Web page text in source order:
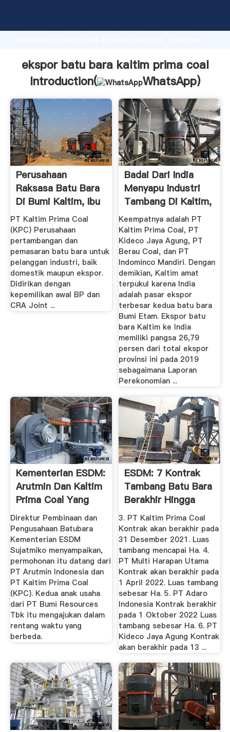
Grasping strong production capability, advanced
the value and bring values to all of customers.
ekspor batu bara kaltim prima coal
Introduction(
WhatsApp)
Perusahaan
Raksasa Batu Bara
Di Bumi Kaltim, Ibu
Kota Baru
PT Kaltim Prima Coal
(KPC) Perusahaan
pertambangan dan
pemasaran batu bara untuk
pelanggan industri, baik
domestik maupun ekspor.
Didirikan dengan
kepemilikan awal BP dan
CRA Joint ...
Badai Dari India
Menyapu Industri
Tambang Di Kaltim,
PHK ...
Keempatnya adalah PT
Kaltim Prima Coal, PT
Kideco Jaya Agung, PT
Berau Coal, dan PT
Indominco Mandiri. Dengan
demikian, Kaltim amat
terpukul karena India
adalah pasar ekspor
terbesar kedua batu bara
Bumi Etam. Ekspor batu
bara Kaltim ke India
memiliki pangsa 26,79
persen dari total ekspor
provinsi ini pada 2019
sebagaimana Laporan
Perekonomian ...
Kementerian ESDM:
Arutmin Dan Kaltim
Prima Coal Yang
Baru ...
Direktur Pembinaan dan
Pengusahaan Batubara
Kementerian ESDM
Sujatmiko menyampaikan,
permohonan itu datang dari
PT Arutmin Indonesia dan
PT Kaltim Prima Coal
(KPC). Kedua anak usaha
dari PT Bumi Resources
Tbk itu mengajukan dalam
rentang waktu yang
berbeda.
ESDM: 7 Kontrak
Tambang Batu Bara
Berakhir Hingga
2025
3. PT Kaltim Prima Coal
Kontrak akan berakhir pada
31 Desember 2021. Luas
tambang mencapai Ha. 4.
PT Multi Harapan Utama
Kontrak akan berakhir pada
1 April 2022. Luas tambang
sebesar Ha. 5. PT Adaro
Indonesia Kontrak berakhir
pada 1 Oktober 2022 Luas
tambang sebesar Ha. 6. PT
Kideco Jaya Agung Kontrak
akan berakhir pada 13 ...